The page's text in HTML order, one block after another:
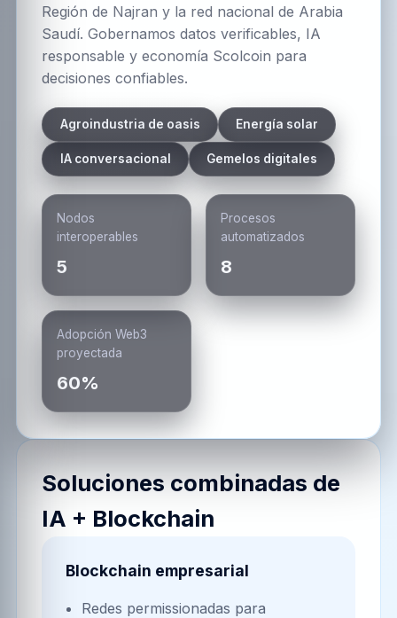
Región de Najran y la red nacional de Arabia
Saudí. Gobernamos datos verificables, IA
responsable y economía Scolcoin para
decisiones confiables.
Agroindustria de oasis Energía solar
IA conversacional Gemelos digitales
Nodos
interoperables
5
Procesos
automatizados
8
Adopción Web3
proyectada
60%
Soluciones combinadas de
IA + Blockchain
Blockchain empresarial
Redes permissionadas para